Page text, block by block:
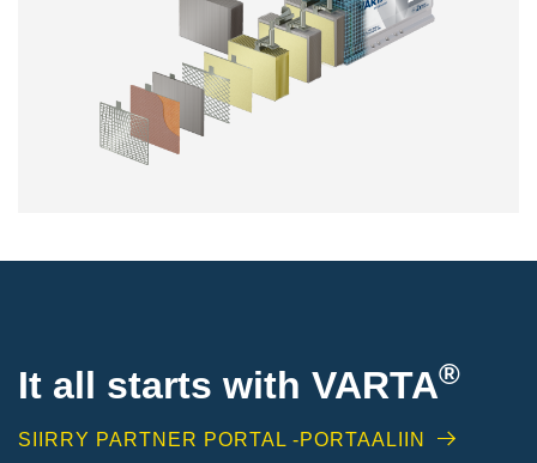
It all starts with VARTA®
SIIRRY PARTNER PORTAL -PORTAALIIN